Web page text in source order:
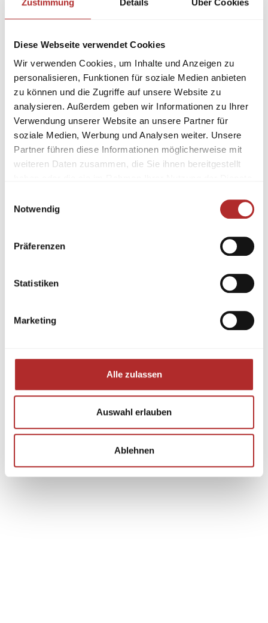
Diese Webseite verwendet Cookies
Wir verwenden Cookies, um Inhalte und Anzeigen zu
personalisieren, Funktionen für soziale Medien anbieten
zu können und die Zugriffe auf unsere Website zu
analysieren. Außerdem geben wir Informationen zu Ihrer
Verwendung unserer Website an unsere Partner für
soziale Medien, Werbung und Analysen weiter. Unsere
Partner führen diese Informationen möglicherweise mit
weiteren Daten zusammen, die Sie ihnen bereitgestellt
Notwendig
Präferenzen
Statistiken
Marketing
Alle zulassen
Auswahl erlauben
Ablehnen